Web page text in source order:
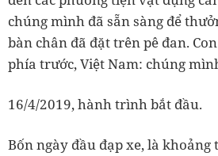
chúng mình đã sẵn sàng để
bàn chân đã đặt trên pê đan.
phía trước, Việt Nam: chúng
16/4/2019, hành trình bắt đầu.
Bốn ngày đầu đạp xe, là